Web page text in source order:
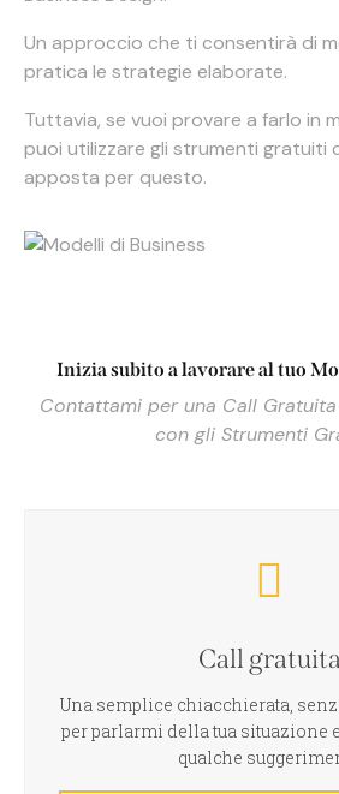
Un approccio che ti consentirà di
pratica le strategie elaborate.
Tuttavia, se vuoi provare a farlo in
puoi utilizzare gli strumenti gratuiti
apposta per questo.
Inizia subito a lavorare al tuo
Contattami per una Call
con gli Strumenti
Call gratuita
Una semplice chiacchierata,
per parlarmi della tua situazione
qualche